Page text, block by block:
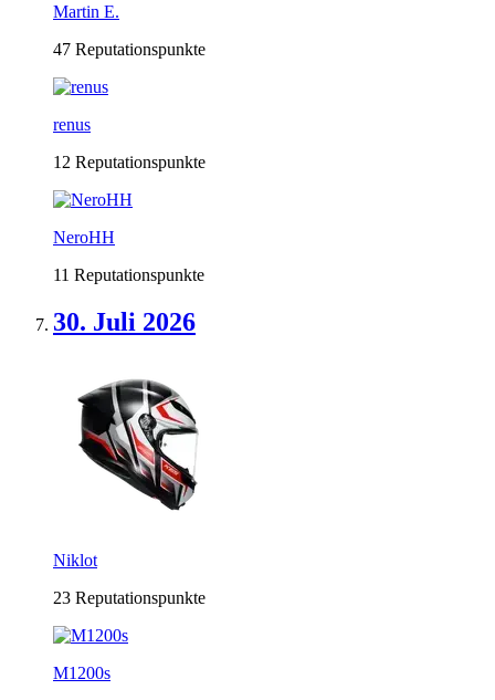
Martin E.
47 Reputationspunkte
renus
12 Reputationspunkte
NeroHH
11 Reputationspunkte
30. Juli 2026
Niklot
23 Reputationspunkte
M1200s